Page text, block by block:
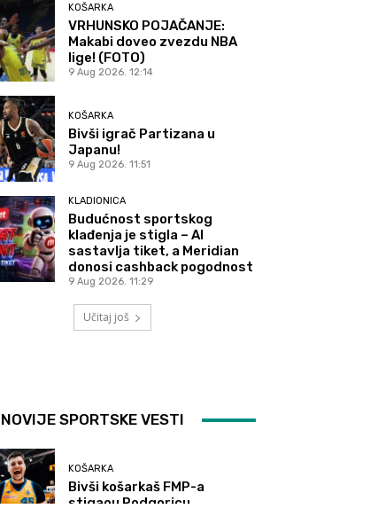
KOŠARKA
VRHUNSKO POJAČANJE:
Makabi doveo zvezdu NBA
lige! (FOTO)
9 Aug 2026. 12:14
KOŠARKA
Bivši igrač Partizana u
Japanu!
9 Aug 2026. 11:51
KLADIONICA
Budućnost sportskog
klađenja je stigla – AI
sastavlja tiket, a Meridian
donosi cashback pogodnost
9 Aug 2026. 11:29
Učitaj još